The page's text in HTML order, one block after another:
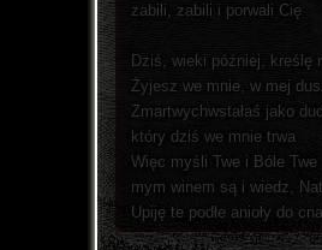
zabili, zabili i porwali Cię
Dziś, wieki później, kreślę
Żyjesz we mnie, w mej
Zmartwychwstałaś jako
który dziś we mnie trwa
Więc myśli Twe i Bóle Twe
mym winem są i wiedz,
Upiję te podłe anioły do